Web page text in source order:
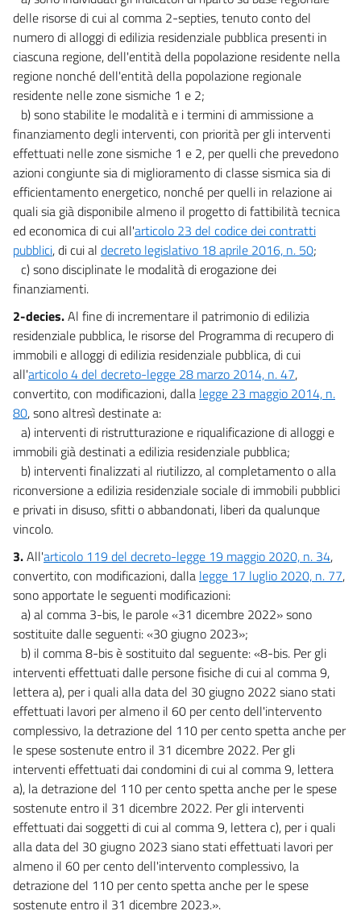
delle risorse di cui al comma 2-septies, tenuto conto del
numero di alloggi di edilizia residenziale pubblica presenti in
ciascuna regione, dell'entità della popolazione residente nella
regione nonché dell'entità della popolazione regionale
residente nelle zone sismiche 1 e 2;
b) sono stabilite le modalità e i termini di ammissione a
finanziamento degli interventi, con priorità per gli interventi
effettuati nelle zone sismiche 1 e 2, per quelli che prevedono
azioni congiunte sia di miglioramento di classe sismica sia di
efficientamento energetico, nonché per quelli in relazione ai
quali sia già disponibile almeno il progetto di fattibilità tecnica
ed economica di cui all'articolo 23 del codice dei contratti
pubblici, di cui al decreto legislativo 18 aprile 2016, n. 50;
c) sono disciplinate le modalità di erogazione dei
finanziamenti.
2-decies.Al fine di incrementare il patrimonio di edilizia
residenziale pubblica, le risorse del Programma di recupero di
immobili e alloggi di edilizia residenziale pubblica, di cui
all'articolo 4 del decreto-legge 28 marzo 2014, n. 47,
convertito, con modificazioni, dalla legge 23 maggio 2014, n.
80, sono altresì destinate a:
a) interventi di ristrutturazione e riqualificazione di alloggi e
immobili già destinati a edilizia residenziale pubblica;
b) interventi finalizzati al riutilizzo, al completamento o alla
riconversione a edilizia residenziale sociale di immobili pubblici
e privati in disuso, sfitti o abbandonati, liberi da qualunque
vincolo.
3.All'articolo 119 del decreto-legge 19 maggio 2020, n. 34,
convertito, con modificazioni, dalla legge 17 luglio 2020, n. 77,
sono apportate le seguenti modificazioni:
a) al comma 3-bis, le parole «31 dicembre 2022» sono
sostituite dalle seguenti: «30 giugno 2023»;
b) il comma 8-bis è sostituito dal seguente: «8-bis. Per gli
interventi effettuati dalle persone fisiche di cui al comma 9,
lettera a), per i quali alla data del 30 giugno 2022 siano stati
effettuati lavori per almeno il 60 per cento dell'intervento
complessivo, la detrazione del 110 per cento spetta anche per
le spese sostenute entro il 31 dicembre 2022. Per gli
interventi effettuati dai condomini di cui al comma 9, lettera
a), la detrazione del 110 per cento spetta anche per le spese
sostenute entro il 31 dicembre 2022. Per gli interventi
effettuati dai soggetti di cui al comma 9, lettera c), per i quali
alla data del 30 giugno 2023 siano stati effettuati lavori per
almeno il 60 per cento dell'intervento complessivo, la
detrazione del 110 per cento spetta anche per le spese
sostenute entro il 31 dicembre 2023.».